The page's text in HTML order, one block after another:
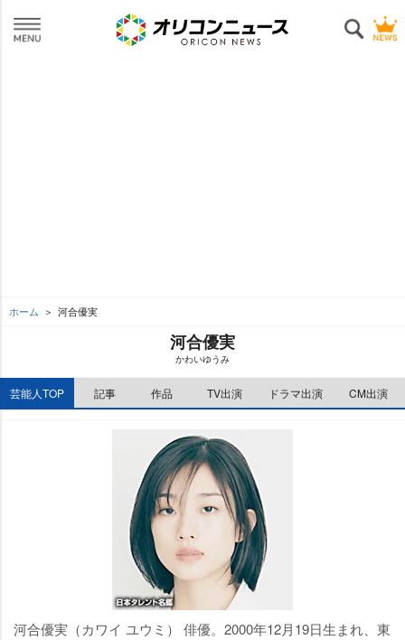
ホーム 河合優実
河合優実
かわいゆうみ
芸能人TOP 記事 作品 TV出演 ドラマ出演 CM出演
河合優実（カワイ ユウミ） 俳優。2000年12月19日生まれ、東